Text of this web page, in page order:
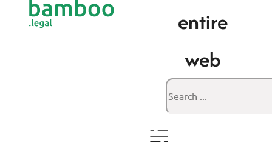
entire
web
Search